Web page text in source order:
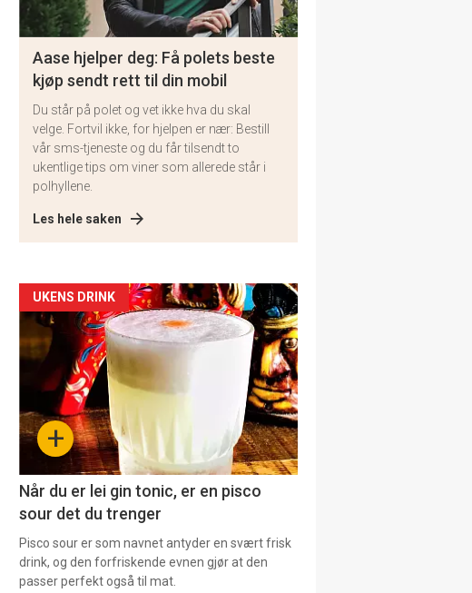
Aase hjelper deg: Få polets beste
kjøp sendt rett til din mobil
Du står på polet og vet ikke hva du skal
velge. Fortvil ikke, for hjelpen er nær: Bestill
vår sms-tjeneste og du får tilsendt to
ukentlige tips om viner som allerede står i
polhyllene.
Les hele saken
Artikler
detail
section
11+
UKENS DRINK
Når du er lei gin tonic, er en pisco
sour det du trenger
Pisco sour er som navnet antyder en svært frisk
drink, og den forfriskende evnen gjør at den
passer perfekt også til mat.